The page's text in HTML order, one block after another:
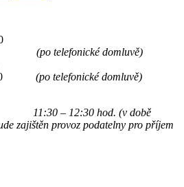
(po telefonické domluvě)
(po telefonické domluvě)
11:30 – 12:30 hod. (v době
zajištěn provoz podatelny pro příjem